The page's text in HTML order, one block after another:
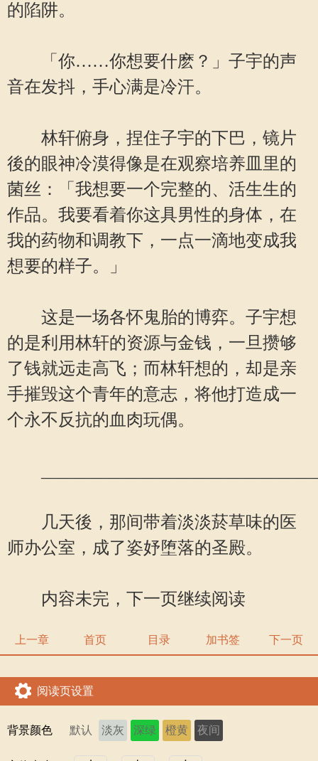
的陷阱。
「你……你想要什麽？」子宇的声
音在发抖，手心满是冷汗。
林轩俯身，捏住子宇的下巴，镜片
後的眼神冷漠得像是在观察培养皿里的
菌丝：「我想要一个完整的、活生生的
作品。我要看着你这具男性的身体，在
我的药物和调教下，一点一滴地变成我
想要的样子。」
这是一场各怀鬼胎的博弈。子宇想
的是利用林轩的资源与金钱，一旦攒够
了钱就远走高飞；而林轩想的，却是亲
手摧毁这个青年的意志，将他打造成一
个永不反抗的血肉玩偶。
几天後，那间带着淡淡菸草味的医
师办公室，成了姿妤堕落的圣殿。
内容未完，下一页继续阅读
上一章 首页 目录 加书签 下一页
阅读页设置
背景颜色 默认 淡灰 深绿 橙黄 夜间